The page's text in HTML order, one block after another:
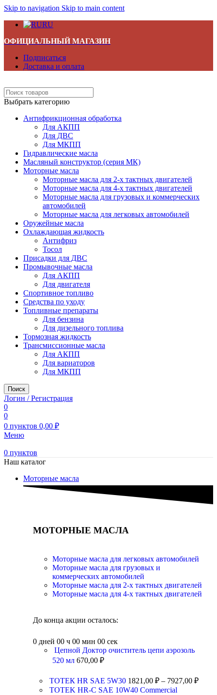
Skip to navigation Skip to main content
RU
ОФИЦИАЛЬНЫЙ МАГАЗИН
Подписаться
Доставка и оплата
Выбрать категорию
Антифрикционная обработка
Для АКПП
Для ДВС
Для МКПП
Гидравлические масла
Масляный конструктор (серия МК)
Моторные масла
Моторные масла для 2-х тактных двигателей
Моторные масла для 4-х тактных двигателей
Моторные масла для грузовых и коммерческих
автомобилей
Моторные масла для легковых автомобилей
Оружейные масла
Охлаждающая жидкость
Антифриз
Тосол
Присадки для ДВС
Промывочные масла
Для АКПП
Для двигателя
Спортивное топливо
Средства по уходу
Топливные препараты
Для бензина
Для дизельного топлива
Тормозная жидкость
Трансмиссионные масла
Для АКПП
Для вариаторов
Для МКПП
Поиск
Логин / Регистрация
0
0
0 пунктов 0,00 ₽
Меню
0 пунктов
Наш каталог
Моторные масла
МОТОРНЫЕ МАСЛА
Моторные масла для легковых автомобилей
Моторные масла для грузовых и
коммерческих автомобилей
Моторные масла для 2-х тактных двигателей
Моторные масла для 4-х тактных двигателей
До конца акции осталось:
0 дней 00 ч 00 мин 00 сек
Цепной Доктор очиститель цепи аэрозоль
520 мл 670,00 ₽
ТОТЕК HR SAE 5W30 1821,00 ₽ – 7927,00 ₽
TOTEK HR-C SAE 10W40 Commercial